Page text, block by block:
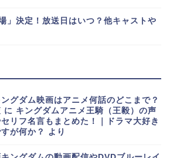
」決定！放送日はいつ？他キャストや
グダム映画はアニメ何話のどこまで？
に キングダムアニメ王騎（王毅）の声
リフ名言もまとめた！｜ドラマ大好き
が何か？
より